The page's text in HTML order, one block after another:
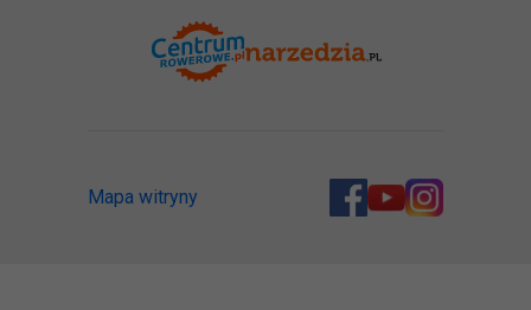
Mapa witryny